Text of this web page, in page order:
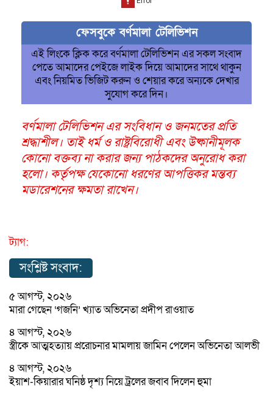
ফেসবুকে বর্ণমালা টেলিভিশন
এই লিংকে ক্লিক করে বর্ণমালা টেলিভিশন এর সকল সংবাদ
পেতে আমাদের পেইজে লাইক দিয়ে আমাদের সাথে থাকুন
এবং নিয়মিত ভিজিট করুন ও শেয়ার করে অন্যকে দেখার
সুযোগ করে দিন।
বর্ণমালা টেলিভিশন এর সংবিধান ও জনমতের প্রতি
শ্রদ্ধাশীল। তাই ধর্ম ও রাষ্ট্রবিরোধী এবং উষ্কানীমূলক
কোনো বক্তব্য না করার জন্য পাঠকদের অনুরোধ করা
হলো। কর্তৃপক্ষ যেকোনো ধরণের আপত্তিকর মন্তব্য
মডারেশনের ক্ষমতা রাখেন।
ট্যাগ:
সংশ্লিষ্ট সংবাদ:
৫ আগস্ট, ২০২৬
মারা গেছেন ‘গজনি’ খ্যাত অভিনেতা প্রদীপ রাওয়াত
৪ আগস্ট, ২০২৬
স্ত্রীকে আত্মহত্যায় প্ররোচনার মামলায় জামিন পেলেন অভিনেতা আলভী
৪ আগস্ট, ২০২৬
ইয়াশ-কিয়ারার ঘনিষ্ঠ দৃশ্য নিয়ে ট্রলের জবাব দিলেন হুমা